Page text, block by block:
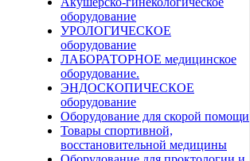
оборудование
УРОЛОГИЧЕСКОЕ
оборудование
ЛАБОРАТОРНОЕ медицинское
оборудование.
ЭНДОСКОПИЧЕСКОЕ
оборудование
Оборудование для скорой помощи
Товары спортивной,
восстановительной медицины